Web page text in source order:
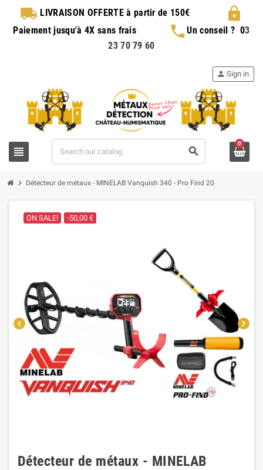
local_shipping LIVRAISON OFFERTEà partir de 150€ lock
Paiement jusqu'à 4X sans frais phoneUn conseil ? 03
23 70 79 60
view_headline search
person Sign in
0
chevron_right Détecteur de métaux - MINELAB Vanquish 340 - Pro Find 20
chevron_left chevron_right
ON SALE! -50,00 €
Détecteur de métaux - MINELAB